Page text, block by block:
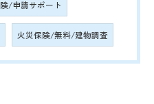
/申請サポート
火災保険/無料/建物調査